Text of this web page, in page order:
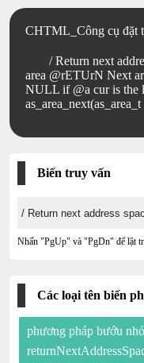
CHTML_Công cụ đặt
/ Return next
area @rETUrN Next
NULL if @a cur is the
Biến truy vấn
Nhấn "PgUp" và "PgDn" để lật
Các loại tên biến
phương pháp bướu